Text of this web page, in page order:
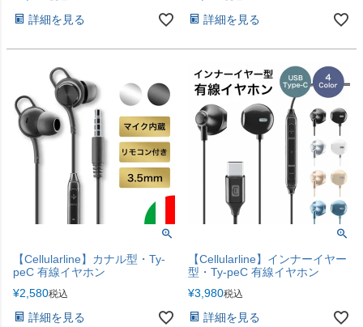
詳細を見る 詳細を見る
【Cellularline】カナル型・Ty-
peC 有線イヤホン
¥2,580税込
詳細を見る
【Cellularline】インナーイヤー
型・Ty-peC 有線イヤホン
¥3,980税込
詳細を見る